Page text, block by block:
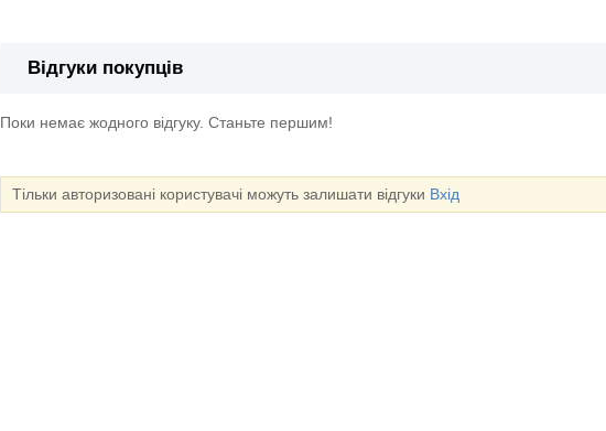
Відгуки покупців
Поки немає жодного відгуку. Станьте першим!
Тільки авторизовані користувачі можуть залишати відгуки Вхід